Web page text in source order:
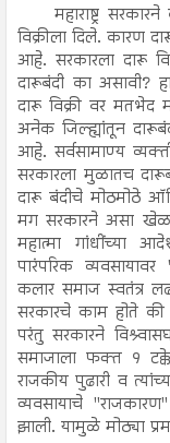
महाराष्ट्र
विक्रीला दिले. कारण
आहे. सरकारला दारू
दारूबंदी का असावी?
दारू विक्री वर मतभेद
अनेक जिल्ह्यांतून
आहे. सर्वसामाण्य
सरकारला मुळातच
दारू बंदीचे मोठमोठे
मग सरकारने असा खेळ
महात्मा गांधींच्या
पारंपरिक
कलार समाज स्वतंत्र
सरकारचे काम होते की
परंतु सरकारने
समाजाला फक्त १
राजकीय पुढारी व
व्यवसायाचे
झाली. यामुळे मोठ्या